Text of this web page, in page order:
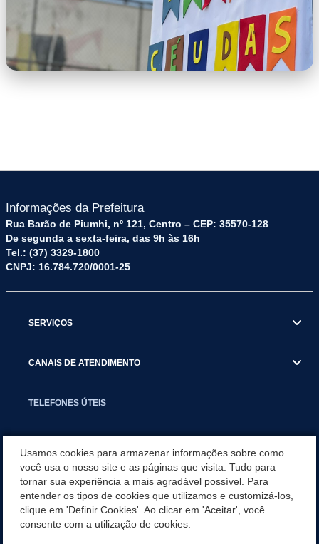
Informações da Prefeitura
Rua Barão de Piumhi, nº 121, Centro – CEP: 35570-128
De segunda a sexta-feira, das 9h às 16h
Tel.: (37) 3329-1800
CNPJ: 16.784.720/0001-25
SERVIÇOS
CANAIS DE ATENDIMENTO
TELEFONES ÚTEIS
NOTÍCIAS
APLICATIVO
Usamos cookies para armazenar informações sobre como
você usa o nosso site e as páginas que visita. Tudo para
tornar sua experiência a mais agradável possível. Para
entender os tipos de cookies que utilizamos e customizá-los,
clique em 'Definir Cookies'. Ao clicar em 'Aceitar', você
consente com a utilização de cookies.